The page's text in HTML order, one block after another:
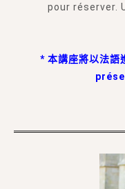
pour réserver.
* 本講座將以法